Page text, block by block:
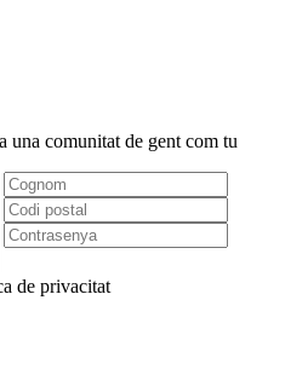
una comunitat de gent com tu
de privacitat